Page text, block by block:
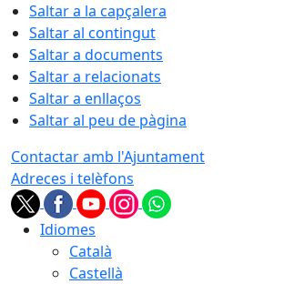
Saltar a la capçalera
Saltar al contingut
Saltar a documents
Saltar a relacionats
Saltar a enllaços
Saltar al peu de pàgina
Contactar amb l'Ajuntament
Adreces i telèfons
Idiomes
Català
Castellà